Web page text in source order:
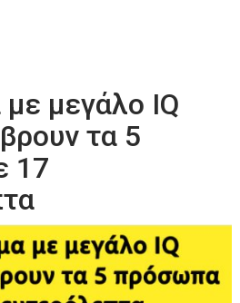
μεγάλο IQ
τα 5
17